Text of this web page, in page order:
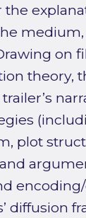
on
theory,
plot
diffusion